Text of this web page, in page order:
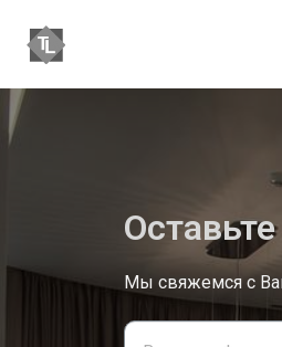
Мы свяжемся с